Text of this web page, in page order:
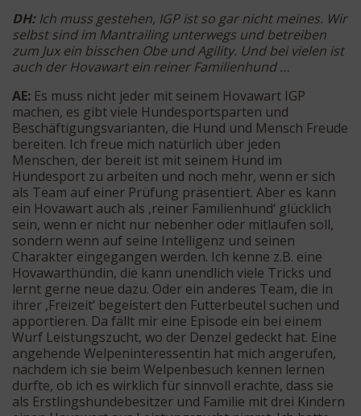
DH:Ich muss gestehen, IGP ist so gar nicht meines. Wir
selbst sind im Mantrailing unterwegs und betreiben
zum Jux ein bisschen Obe und Agility. Und bei vielen ist
auch der Hovawart ein reiner Familienhund …
AE: Es muss nicht jeder mit seinem Hovawart IGP
machen, es gibt viele Hundesportsparten und
Beschäftigungsvarianten, die Hund und Mensch Freude
bereiten. Ich freue mich natürlich über jeden
Menschen, der bereit ist mit seinem Hund im
Hundesport zu arbeiten und noch mehr, wenn er sich
als Team auf einer Prüfung präsentiert. Aber es kann
ein Hovawart auch als ‚reiner Familienhund‘ glücklich
sein, wenn er nicht nur nebenher oder mitlaufen soll,
sondern wenn auf seine Intelligenz und seinen
Charakter eingegangen werden. Ich kenne z.B. eine
Hovawarthündin, die kann unendlich viele Tricks und
lernt gerne neue dazu. Oder ein anderes Team, die in
ihrer ‚Freizeit‘ begeistert den Futterbeutel suchen und
apportieren. Da fällt mir eine Episode ein bei einem
Wurf Leistungszucht, wo der Denzel gedeckt hat. Eine
angehende Welpeninteressentin hat mich angerufen,
nachdem ich sie beim Welpenbesuch kennen lernen
durfte, ob ich es wirklich für sinnvoll erachte, dass sie
als Erstlingshundebesitzer und Familie mit drei Kindern